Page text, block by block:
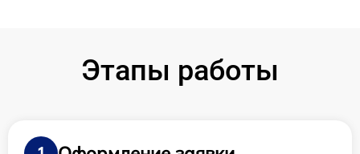
Этапы работы